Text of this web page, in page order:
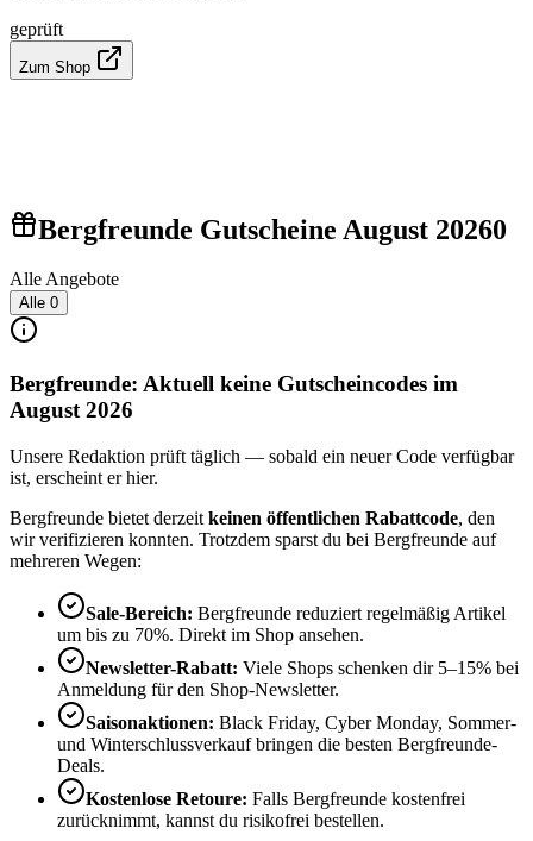
geprüft
Zum Shop
Bergfreunde Gutscheine August 20260
Alle Angebote
Alle 0
Bergfreunde: Aktuell keine Gutscheincodes im
August 2026
Unsere Redaktion prüft täglich — sobald ein neuer Code verfügbar
ist, erscheint er hier.
Bergfreunde bietet derzeit keinen öffentlichen Rabattcode, den
wir verifizieren konnten. Trotzdem sparst du bei Bergfreunde auf
mehreren Wegen:
Sale-Bereich: Bergfreunde reduziert regelmäßig Artikel
um bis zu 70%. Direkt im Shop ansehen.
Newsletter-Rabatt: Viele Shops schenken dir 5–15% bei
Anmeldung für den Shop-Newsletter.
Saisonaktionen: Black Friday, Cyber Monday, Sommer-
und Winterschlussverkauf bringen die besten Bergfreunde-
Deals.
Kostenlose Retoure: Falls Bergfreunde kostenfrei
zurücknimmt, kannst du risikofrei bestellen.